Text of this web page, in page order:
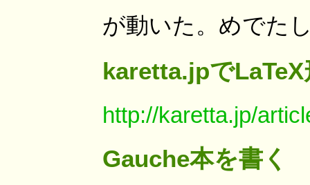
が動いた。めでた
karetta.jpで
http://karetta.jp/
Gauche本を書く